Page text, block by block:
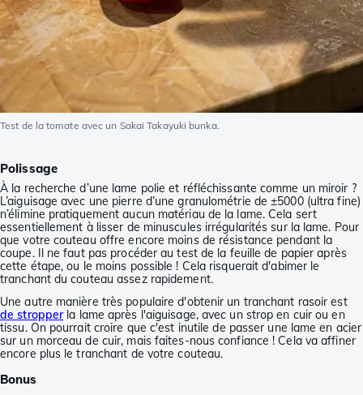
Test de la tomate avec un Sakai Takayuki bunka.
Polissage
À la recherche d’une lame polie et réfléchissante comme un miroir ?
L’aiguisage avec une pierre d’une granulométrie de ±5000 (ultra fine)
n’élimine pratiquement aucun matériau de la lame. Cela sert
essentiellement à lisser de minuscules irrégularités sur la lame. Pour
que votre couteau offre encore moins de résistance pendant la
coupe. Il ne faut pas procéder au test de la feuille de papier après
cette étape, ou le moins possible ! Cela risquerait d'abimer le
tranchant du couteau assez rapidement.
Une autre manière très populaire d'obtenir un tranchant rasoir est
de stropperla lame après l'aiguisage, avec un strop en cuir ou en
tissu. On pourrait croire que c'est inutile de passer une lame en acier
sur un morceau de cuir, mais faites-nous confiance ! Cela va affiner
encore plus le tranchant de votre couteau.
Bonus